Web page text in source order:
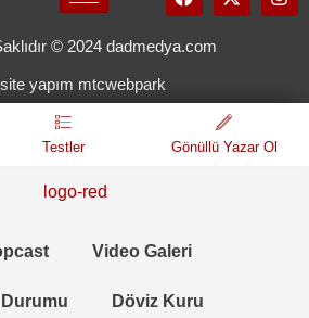
© 2024 dadmedya.com
yapım mtcwebpark
Testler Gönüllü Yazar Ol
Video Galeri
Durumu Döviz Kuru